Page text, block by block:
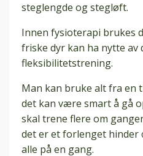
steglengde og stegløft.
Innen fysioterapi brukes
friske dyr kan ha nytte av
fleksibilitetstrening.
Man kan bruke alt fra en
det kan være smart å gå
skal trene flere om
det er et forlenget hinder
alle på en gang.